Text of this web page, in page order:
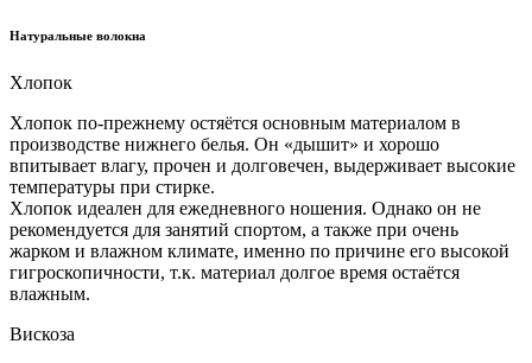
Натуральные волокна
Хлопок
Хлопок по-прежнему остяётся основным материалом в
производстве нижнего белья. Он «дышит» и хорошо
впитывает влагу, прочен и долговечен, выдерживает высокие
температуры при стирке.
Хлопок идеален для ежедневного ношения. Однако он не
рекомендуется для занятий спортом, а также при очень
жарком и влажном климате, именно по причине его высокой
гигроскопичности, т.к. материал долгое время остаётся
влажным.
Вискоза